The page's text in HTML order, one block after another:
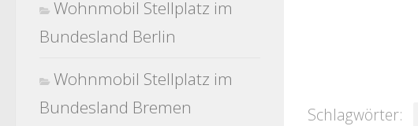
Schlagwörter:
Wohnmobil Stellplatz im
Bundesland Berlin
Wohnmobil Stellplatz im
Bundesland Bremen